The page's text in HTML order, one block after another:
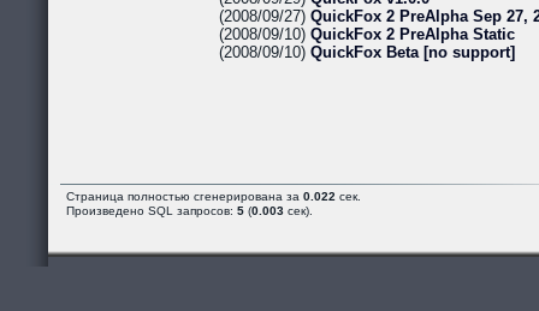
(2008/09/27) QuickFox 2 PreAlpha Sep 27,
(2008/09/10) QuickFox 2 PreAlpha Static
(2008/09/10) QuickFox Beta [no support]
Страница полностью сгенерирована за 0.022 сек.
Произведено SQL запросов: 5 (0.003 сек).